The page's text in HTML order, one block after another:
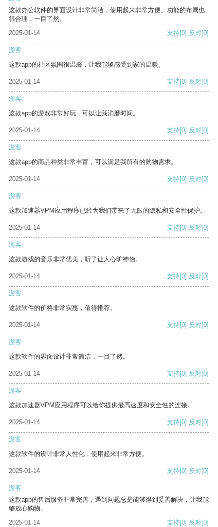
这款办公软件的界面设计非常简洁，使用起来非常方便。功能的布局也
很合理，一目了然。
2025-01-14
支持[0] 反对[0]
游客
这款app的社区氛围很温馨，让我能够感受到家的温暖。
2025-01-14 支持[0] 反对[0]
游客
这款app的游戏非常好玩，可以让我消磨时间。
2025-01-14 支持[0] 反对[0]
游客
这款app的商品种类非常丰富，可以满足我所有的购物需求。
2025-01-14 支持[0] 反对[0]
游客
这款加速器VPM应用程序已经为我们带来了无限的隐私和安全性保护。
2025-01-14 支持[0] 反对[0]
游客
这款游戏的音乐非常优美，听了让人心旷神怡。
2025-01-14 支持[0] 反对[0]
游客
这款软件的价格非常实惠，值得推荐。
2025-01-14 支持[0] 反对[0]
游客
这款软件的界面设计非常简洁，一目了然。
2025-01-14 支持[0] 反对[0]
游客
这款加速器VPM应用程序可以给你提供最高速度和安全性的连接。
2025-01-14 支持[0] 反对[0]
游客
这款软件的设计非常人性化，使用起来非常方便。
2025-01-14 支持[0] 反对[0]
游客
这款app的售后服务非常完善，遇到问题总是能够得到妥善解决，让我能
够放心购物。
2025-01-14
支持[0] 反对[0]